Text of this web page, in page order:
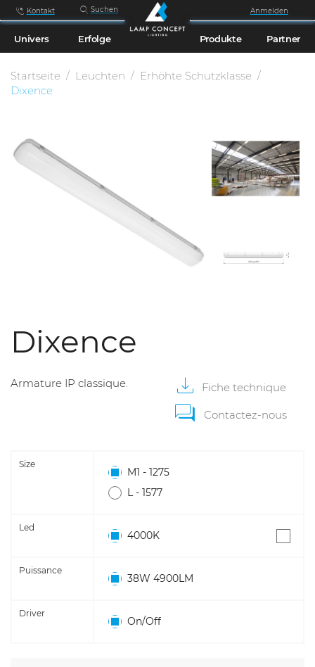
Kontakt Suchen Anmelden
Univers Erfolge Produkte Partner
Startseite Leuchten
Erhöhte Schutzklasse
Dixence
Dixence
Armature IP classique. Fiche technique
Contactez-nous
Size
M1 - 1275
L - 1577
Led
4000K
Puissance
38W 4900LM
Driver
On/Off